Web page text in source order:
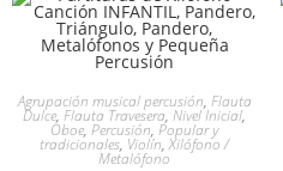
Agrupación musical percusión, Flauta
Dulce, Flauta Travesera, Nivel Inicial,
Oboe, Percusión, Popular y
tradicionales, Violín,Xilófono /
Metalófono